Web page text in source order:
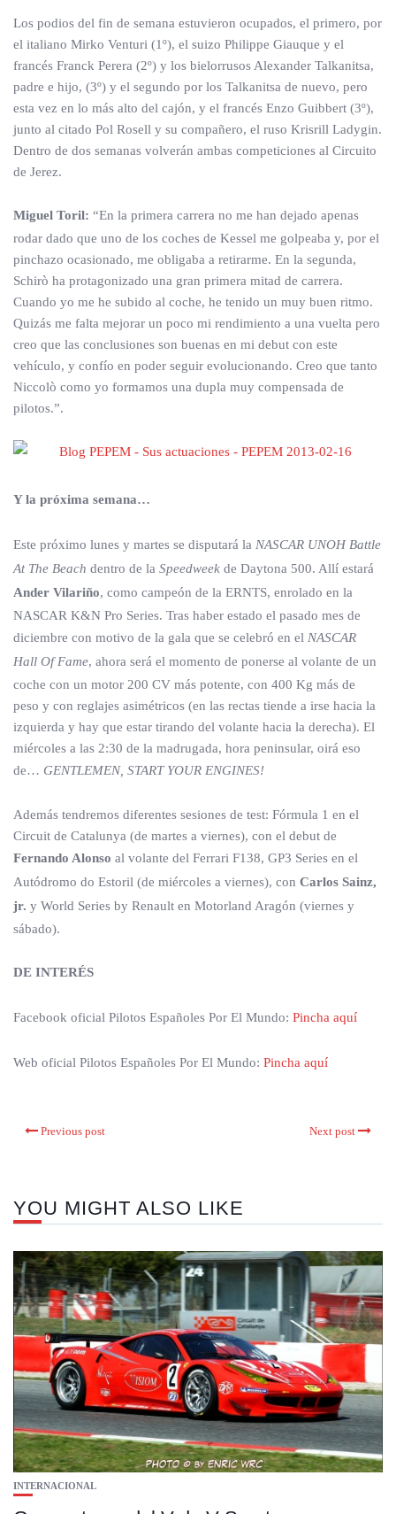
Los podios del fin de semana estuvieron ocupados, el primero, por
el italiano Mirko Venturi (1º), el suizo Philippe Giauque y el
francés Franck Perera (2º) y los bielorrusos Alexander Talkanitsa,
padre e hijo, (3º) y el segundo por los Talkanitsa de nuevo, pero
esta vez en lo más alto del cajón, y el francés Enzo Guibbert (3º),
junto al citado Pol Rosell y su compañero, el ruso Krisrill Ladygin.
Dentro de dos semanas volverán ambas competiciones al Circuito
de Jerez.
Miguel Toril: “En la primera carrera no me han dejado apenas
rodar dado que uno de los coches de Kessel me golpeaba y, por el
pinchazo ocasionado, me obligaba a retirarme. En la segunda,
Schirò ha protagonizado una gran primera mitad de carrera.
Cuando yo me he subido al coche, he tenido un muy buen ritmo.
Quizás me falta mejorar un poco mi rendimiento a una vuelta pero
creo que las conclusiones son buenas en mi debut con este
vehículo, y confío en poder seguir evolucionando. Creo que tanto
Niccolò como yo formamos una dupla muy compensada de
pilotos.”.
Y la próxima semana…
Este próximo lunes y martes se disputará la NASCAR UNOH Battle
At The Beach dentro de la Speedweek de Daytona 500. Allí estará
Ander Vilariño, como campeón de la ERNTS, enrolado en la
NASCAR K&N Pro Series. Tras haber estado el pasado mes de
diciembre con motivo de la gala que se celebró en el NASCAR
Hall Of Fame, ahora será el momento de ponerse al volante de un
coche con un motor 200 CV más potente, con 400 Kg más de
peso y con reglajes asimétricos (en las rectas tiende a irse hacia la
izquierda y hay que estar tirando del volante hacia la derecha). El
miércoles a las 2:30 de la madrugada, hora peninsular, oirá eso
de… GENTLEMEN, START YOUR ENGINES!
Además tendremos diferentes sesiones de test: Fórmula 1 en el
Circuit de Catalunya (de martes a viernes), con el debut de
Fernando Alonso al volante del Ferrari F138, GP3 Series en el
Autódromo do Estoril (de miércoles a viernes), con Carlos Sainz,
jr. y World Series by Renault en Motorland Aragón (viernes y
sábado).
DE INTERÉS
Facebook oficial Pilotos Españoles Por El Mundo: Pincha aquí
Web oficial Pilotos Españoles Por El Mundo: Pincha aquí
Previous post Next post
YOU MIGHT ALSO LIKE
INTERNACIONAL